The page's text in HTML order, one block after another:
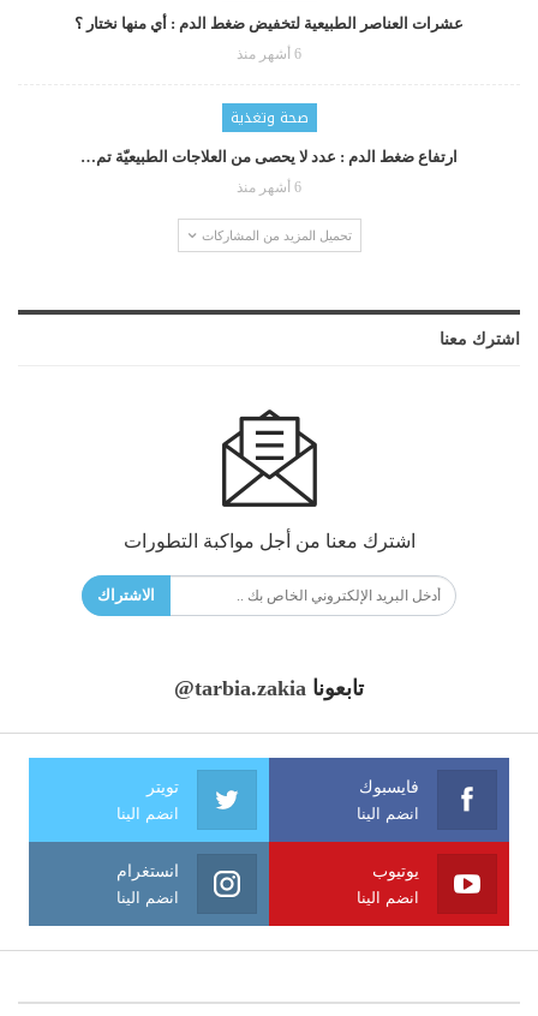
عشرات العناصر الطبيعية لتخفيض ضغط الدم : أي منها نختار ؟
6 أشهر منذ
صحة وتغذية
ارتفاع ضغط الدم : عدد لا يحصى من العلاجات الطبيعيّة تم…
6 أشهر منذ
تحميل المزيد من المشاركات
اشترك معنا
اشترك معنا من أجل مواكبة التطورات
الاشتراك
تابعونا @tarbia.zakia
فايسبوك
انضم الينا
تويتر
انضم الينا
يوتيوب
انضم الينا
انستغرام
انضم الينا